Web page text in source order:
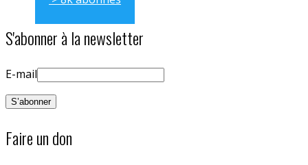
S'abonner à la newsletter
E-mail
Faire un don